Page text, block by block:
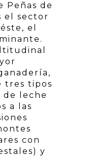
Peñas de
el sector
el
tres tipos
de leche
a las
con
y